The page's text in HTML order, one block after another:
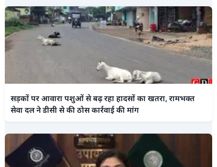
सड़कों पर आवारा पशुओं से बढ़ रहा हादसों का खतरा, रामभक्त
सेवा दल ने डीसी से की ठोस कार्रवाई की मांग